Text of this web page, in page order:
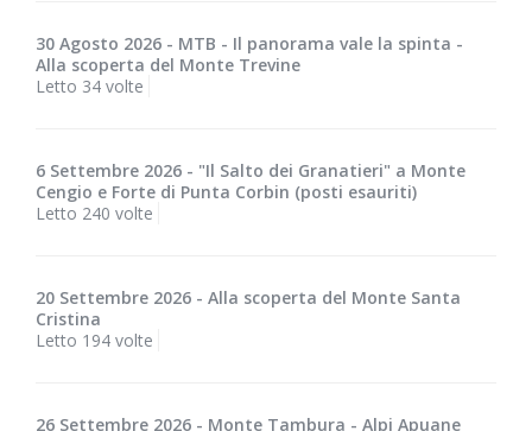
30 Agosto 2026 - MTB - Il panorama vale la spinta -
Alla scoperta del Monte Trevine
Letto 34 volte
6 Settembre 2026 - "Il Salto dei Granatieri" a Monte
Cengio e Forte di Punta Corbin (posti esauriti)
Letto 240 volte
20 Settembre 2026 - Alla scoperta del Monte Santa
Cristina
Letto 194 volte
26 Settembre 2026 - Monte Tambura - Alpi Apuane